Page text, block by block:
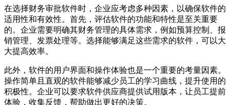
在选择财务审批软件时，企业应考虑多种因素，以确保软件的
适用性和有效性。首先，评估软件的功能和特性是至关重要
的。企业需要明确其财务管理的具体需求，例如预算控制、报
销管理、发票处理等。选择能够满足这些需求的软件，可以大
大提高效率。
此外，软件的用户界面和操作体验也是一个重要的考量因素。
操作简单且直观的软件能够减少员工的学习曲线，提升使用的
积极性。企业可以要求软件供应商提供试用版本，让员工提前
体验，收集反馈，帮助做出更好的决策。